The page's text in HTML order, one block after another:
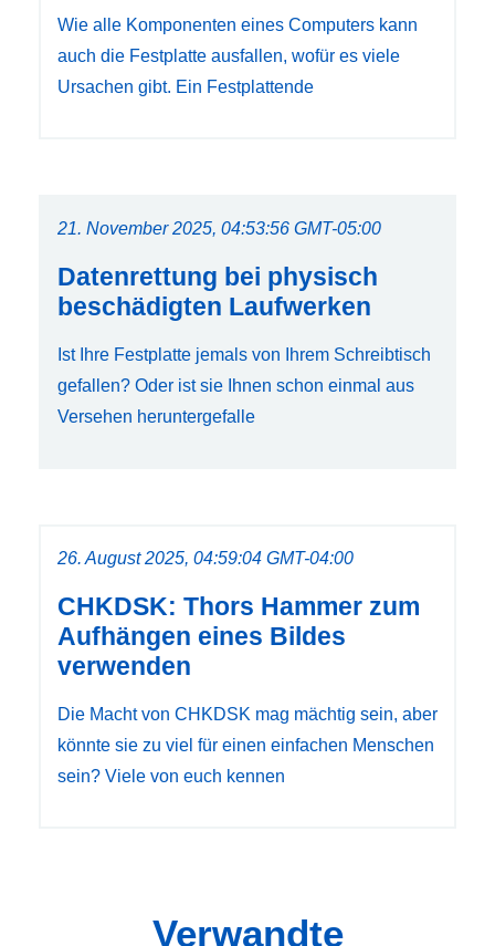
Wie alle Komponenten eines Computers kann
auch die Festplatte ausfallen, wofür es viele
Ursachen gibt. Ein Festplattende
21. November 2025, 04:53:56 GMT-05:00
Datenrettung bei physisch
beschädigten Laufwerken
Ist Ihre Festplatte jemals von Ihrem Schreibtisch
gefallen? Oder ist sie Ihnen schon einmal aus
Versehen heruntergefalle
26. August 2025, 04:59:04 GMT-04:00
CHKDSK: Thors Hammer zum
Aufhängen eines Bildes
verwenden
Die Macht von CHKDSK mag mächtig sein, aber
könnte sie zu viel für einen einfachen Menschen
sein? Viele von euch kennen
Verwandte